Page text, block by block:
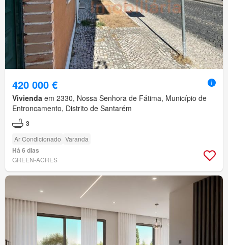
420 000 €
Vivienda em 2330, Nossa Senhora de Fátima, Município de
Entroncamento, Distrito de Santarém
3
Ar Condicionado Varanda
Há 6 dias
GREEN-ACRES